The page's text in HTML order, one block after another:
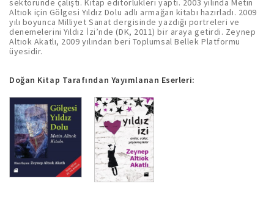
sektöründe çalıştı. Kitap editörlükleri yaptı. 2003 yılında Metin
Altıok için Gölgesi Yıldız Dolu adlı armağan kitabı hazırladı. 2009
yılı boyunca Milliyet Sanat dergisinde yazdığı portreleri ve
denemelerini Yıldız İzi’nde (DK, 2011) bir araya getirdi. Zeynep
Altıok Akatlı, 2009 yılından beri Toplumsal Bellek Platformu
üyesidir.
Doğan Kitap Tarafından Yayımlanan Eserleri: